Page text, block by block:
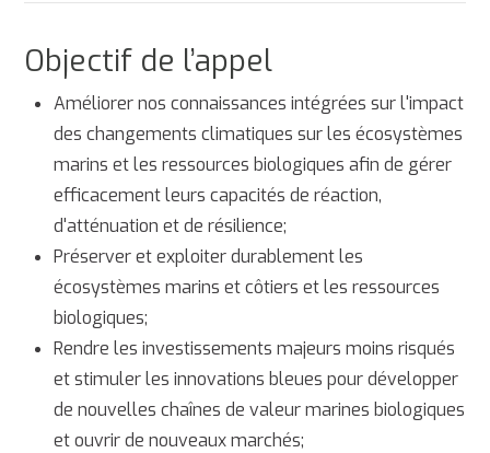
Objectif de l’appel
Améliorer nos connaissances intégrées sur l'impact
des changements climatiques sur les écosystèmes
marins et les ressources biologiques afin de gérer
efficacement leurs capacités de réaction,
d'atténuation et de résilience;
Préserver et exploiter durablement les
écosystèmes marins et côtiers et les ressources
biologiques;
Rendre les investissements majeurs moins risqués
et stimuler les innovations bleues pour développer
de nouvelles chaînes de valeur marines biologiques
et ouvrir de nouveaux marchés;